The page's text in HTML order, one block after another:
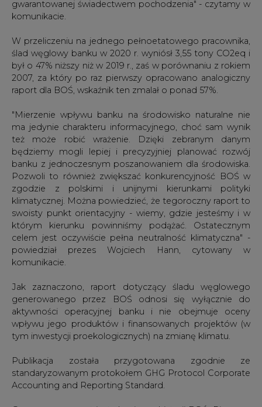
gwarantowanej świadectwem pochodzenia" - czytamy w
komunikacie.
W przeliczeniu na jednego pełnoetatowego pracownika,
ślad węglowy banku w 2020 r. wyniósł 3,55 tony CO2eq i
był o 47% niższy niż w 2019 r., zaś w porównaniu z rokiem
2007, za który po raz pierwszy opracowano analogiczny
raport dla BOŚ, wskaźnik ten zmalał o ponad 57%.
"Mierzenie wpływu banku na środowisko naturalne nie
ma jedynie charakteru informacyjnego, choć sam wynik
też może robić wrażenie. Dzięki zebranym danym
będziemy mogli lepiej i precyzyjniej planować rozwój
banku z jednoczesnym poszanowaniem dla środowiska.
Pozwoli to również zwiększać konkurencyjność BOŚ w
zgodzie z polskimi i unijnymi kierunkami polityki
klimatycznej. Można powiedzieć, że tegoroczny raport to
swoisty punkt orientacyjny - wiemy, gdzie jesteśmy i w
którym kierunku powinniśmy podążać. Ostatecznym
celem jest oczywiście pełna neutralność klimatyczna" -
powiedział prezes Wojciech Hann, cytowany w
komunikacie.
Jak zaznaczono, raport dotyczący śladu węglowego
generowanego przez BOŚ odnosi się wyłącznie do
aktywności operacyjnej banku i nie obejmuje oceny
wpływu jego produktów i finansowanych projektów (w
tym inwestycji proekologicznych) na zmianę klimatu.
Publikacja została przygotowana zgodnie ze
standaryzowanym protokołem GHG Protocol Corporate
Accounting and Reporting Standard.